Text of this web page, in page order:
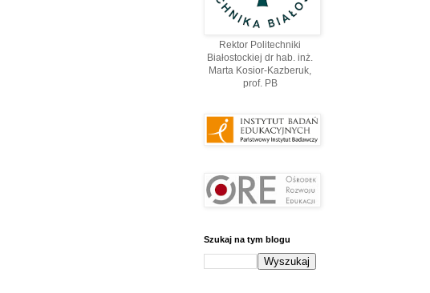
Rektor Politechniki
Białostockiej dr hab. inż.
Marta Kosior-Kazberuk,
prof. PВ
Szukaj na tym blogu